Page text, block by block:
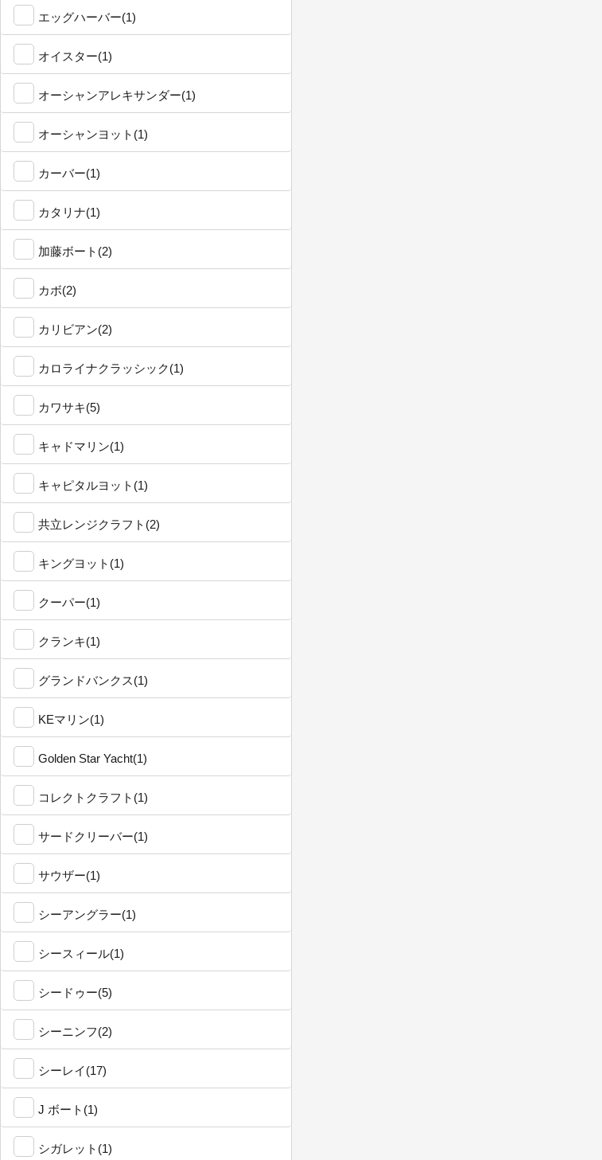
エッグハーバー(1)
オイスター(1)
オーシャンアレキサンダー(1)
オーシャンヨット(1)
カーバー(1)
カタリナ(1)
加藤ボート(2)
カボ(2)
カリビアン(2)
カロライナクラッシック(1)
カワサキ(5)
キャドマリン(1)
キャピタルヨット(1)
共立レンジクラフト(2)
キングヨット(1)
クーパー(1)
クランキ(1)
グランドバンクス(1)
KEマリン(1)
Golden Star Yacht(1)
コレクトクラフト(1)
サードクリーバー(1)
サウザー(1)
シーアングラー(1)
シースィール(1)
シードゥー(5)
シーニンフ(2)
シーレイ(17)
J ボート(1)
シガレット(1)